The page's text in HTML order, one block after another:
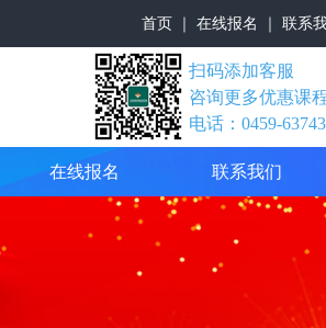
首页 在线报名 联系
扫码添加客服
咨询更多优惠课
电话：0459-
在线报名 联系我们